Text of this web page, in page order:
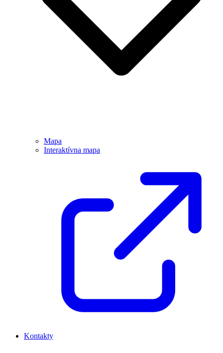
Mapa
Interaktívna mapa
Kontakty